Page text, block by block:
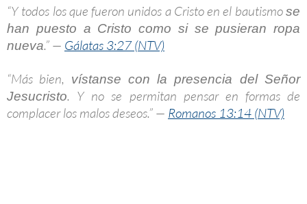
“Y todos los que fueron unidos a Cristo en el bautismose
han puesto a Cristo como si se pusieran ropa
nueva.” — Gálatas 3:27 (NTV)
“Más bien, vístanse con la presencia del Señor
Jesucristo. Y no se permitan pensar en formas de
complacer los malos deseos.” — Romanos 13:14 (NTV)